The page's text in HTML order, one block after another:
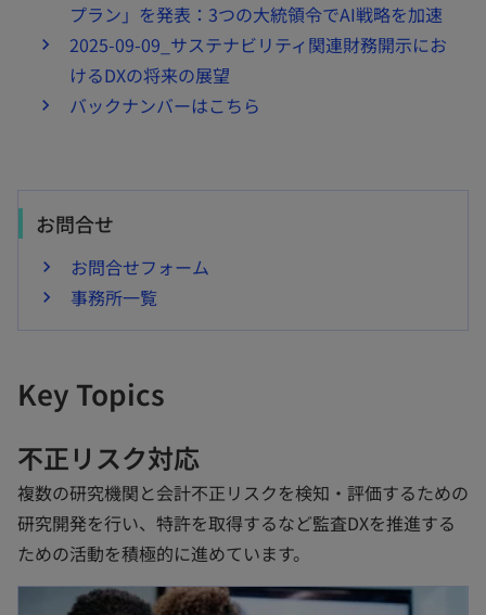
プラン」を発表：3つの大統領令でAI戦略を加速
2025-09-09_サステナビリティ関連財務開示にお
けるDXの将来の展望
バックナンバーはこちら
お問合せ
お問合せフォーム
事務所一覧
Key Topics
不正リスク対応
複数の研究機関と会計不正リスクを検知・評価するための
研究開発を行い、特許を取得するなど監査DXを推進する
ための活動を積極的に進めています。